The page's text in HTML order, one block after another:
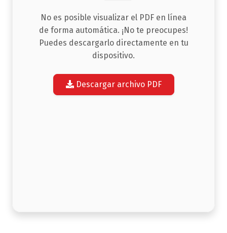
No es posible visualizar el PDF en línea
de forma automática. ¡No te preocupes!
Puedes descargarlo directamente en tu
dispositivo.
Descargar archivo PDF